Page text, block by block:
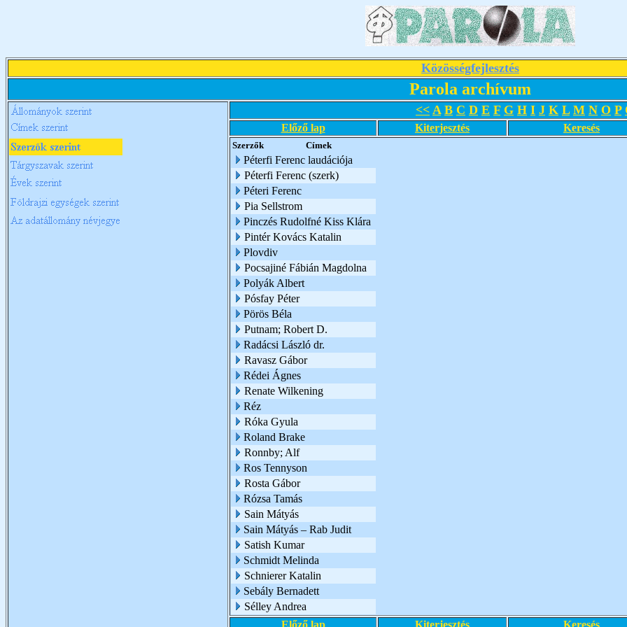
Közösségfejlesztés
Parola archívum
<< A B C D E F G H I J K L M N O P
Előző lap Kiterjesztés Keresés
Szerzők Címek
Péterfi Ferenc laudációja
Péterfi Ferenc (szerk)
Péteri Ferenc
Pia Sellstrom
Pinczés Rudolfné Kiss Klára
Pintér Kovács Katalin
Plovdiv
Pocsajiné Fábián Magdolna
Polyák Albert
Pósfay Péter
Pörös Béla
Putnam; Robert D.
Radácsi László dr.
Ravasz Gábor
Rédei Ágnes
Renate Wilkening
Réz
Róka Gyula
Roland Brake
Ronnby; Alf
Ros Tennyson
Rosta Gábor
Rózsa Tamás
Sain Mátyás
Sain Mátyás – Rab Judit
Satish Kumar
Schmidt Melinda
Schnierer Katalin
Sebály Bernadett
Sélley Andrea
Előző lap
Kiterjesztés Keresés